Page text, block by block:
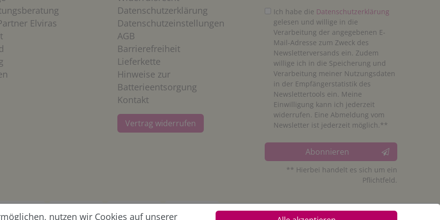
Elviras
Datenschutzerklärung
Datenschutzeinstellungen
AGB
Barrierefreiheit
Lieferkette
Hinweise zur
Batterieentsorgung
Kontakt
Vertrag widerrufen
Ich habe die Daten­schutz­erklärung
gelesen und willige in die
Verarbeitung der angegebenen E-
Mail-Adresse zum Zweck des
Newsletterversands ein. Zudem
willige ich in die Speicherung und
Verarbeitung meiner Nutzungsdaten
in der Empfängerstatistik des
Newslettertools ein. Meine
Einwilligung kann ich jederzeit
widerrufen. Eine Abmeldung vom
Newsletter ist jederzeit möglich.**
Abonnieren
** Hierbei handelt es sich um ein
Pflichtfeld.
nutzen wir Cookies auf unserer